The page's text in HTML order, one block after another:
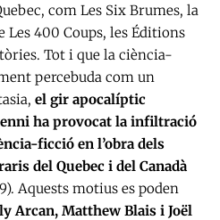
com Les Six Brumes, la
Les 400 Coups, les Éditions
Tot i que la ciència-
percebuda com un
el gir apocalíptic
ha provocat la infiltració
ficció en l’obra dels
del Quebec i del Canadà
Aquests motius es poden
Arcan, Matthew Blais i Joël